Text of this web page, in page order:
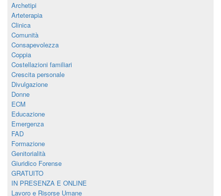
Archetipi
Arteterapia
Clinica
Comunità
Consapevolezza
Coppia
Costellazioni familiari
Crescita personale
Divulgazione
Donne
ECM
Educazione
Emergenza
FAD
Formazione
Genitorialità
Giuridico Forense
GRATUITO
IN PRESENZA E ONLINE
Lavoro e Risorse Umane